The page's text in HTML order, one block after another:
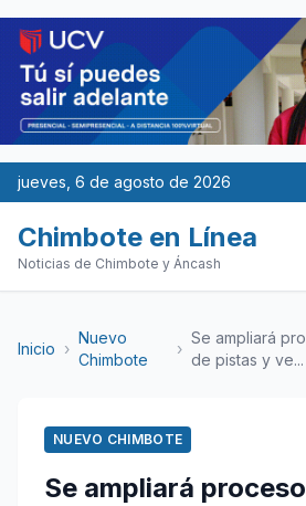
jueves, 6 de agosto de 2026
Chimbote en Línea
Noticias de Chimbote y Áncash
Inicio ›
Nuevo
Chimbote
›
Se ampliará
de pistas y ve...
NUEVO CHIMBOTE
Se ampliará